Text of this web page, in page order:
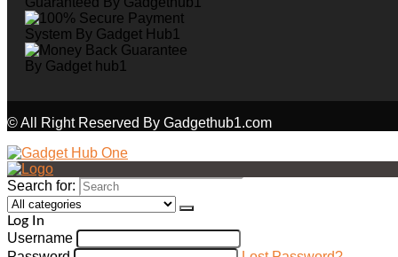
© All Right Reserved By Gadgethub1.com
Search for:
Log In
Username